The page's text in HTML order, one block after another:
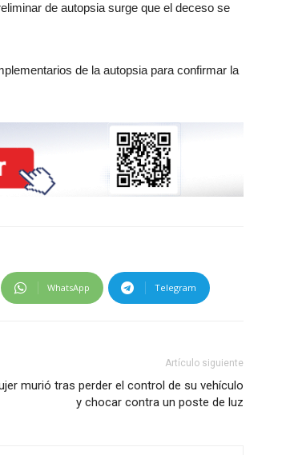
de autopsia surge que el deceso se
de la autopsia para confirmar la
WhatsApp Telegram
Artículo siguiente
murió tras perder el control de su vehículo
y chocar contra un poste de luz